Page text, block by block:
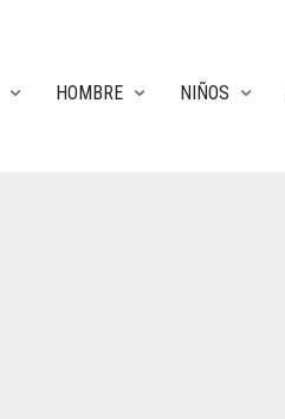
HOMBRE NIÑOS